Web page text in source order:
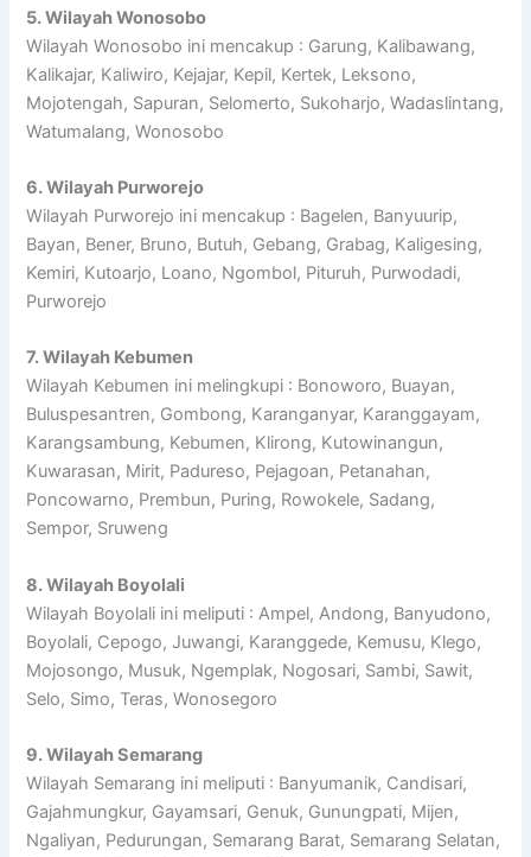
5. Wilayah Wonosobo
Wilayah Wonosobo ini mencakup : Garung, Kalibawang,
Kalikajar, Kaliwiro, Kejajar, Kepil, Kertek, Leksono,
Mojotengah, Sapuran, Selomerto, Sukoharjo, Wadaslintang,
Watumalang, Wonosobo
6. Wilayah Purworejo
Wilayah Purworejo ini mencakup : Bagelen, Banyuurip,
Bayan, Bener, Bruno, Butuh, Gebang, Grabag, Kaligesing,
Kemiri, Kutoarjo, Loano, Ngombol, Pituruh, Purwodadi,
Purworejo
7. Wilayah Kebumen
Wilayah Kebumen ini melingkupi : Bonoworo, Buayan,
Buluspesantren, Gombong, Karanganyar, Karanggayam,
Karangsambung, Kebumen, Klirong, Kutowinangun,
Kuwarasan, Mirit, Padureso, Pejagoan, Petanahan,
Poncowarno, Prembun, Puring, Rowokele, Sadang,
Sempor, Sruweng
8. Wilayah Boyolali
Wilayah Boyolali ini meliputi : Ampel, Andong, Banyudono,
Boyolali, Cepogo, Juwangi, Karanggede, Kemusu, Klego,
Mojosongo, Musuk, Ngemplak, Nogosari, Sambi, Sawit,
Selo, Simo, Teras, Wonosegoro
9. Wilayah Semarang
Wilayah Semarang ini meliputi : Banyumanik, Candisari,
Gajahmungkur, Gayamsari, Genuk, Gunungpati, Mijen,
Ngaliyan, Pedurungan, Semarang Barat, Semarang Selatan,